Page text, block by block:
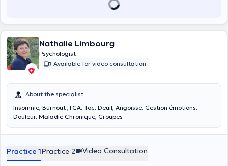
Nathalie Limbourg
Psychologist
Available for video consultation
About the specialist
Insomnie, Burnout ,TCA, Toc, Deuil, Angoisse, Gestion émotions,
Douleur, Maladie Chronique, Groupes
Practice 1Practice 2 Video Consultation